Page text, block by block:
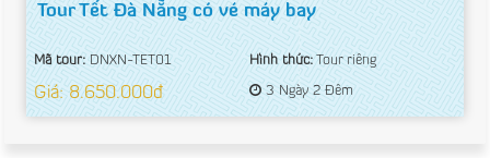
Tour Tết Đà Nẵng có vé máy bay
Mã tour: DNXN-TET01 Hình thức:Tour riêng
Giá: 8.650.000đ 3 Ngày 2 Đêm